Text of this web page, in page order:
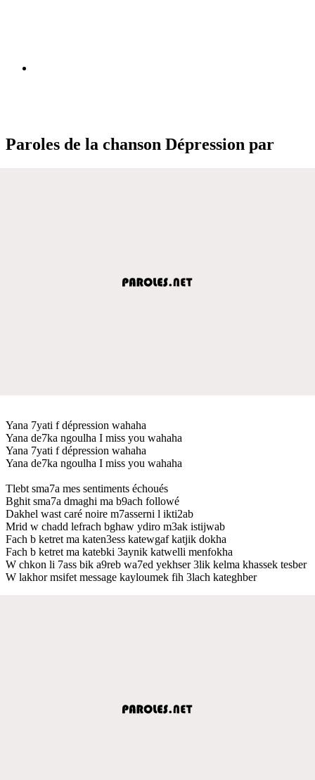
Paroles de la chanson Dépression par
Yana 7yati f dépression wahaha
Yana de7ka ngoulha I miss you wahaha
Yana 7yati f dépression wahaha
Yana de7ka ngoulha I miss you wahaha
Tlebt sma7a mes sentiments échoués
Bghit sma7a dmaghi ma b9ach followé
Dakhel wast caré noire m7asserni l ikti2ab
Mrid w chadd lefrach bghaw ydiro m3ak istijwab
Fach b ketret ma katen3ess katewgaf katjik dokha
Fach b ketret ma katebki 3aynik katwelli menfokha
W chkon li 7ass bik a9reb wa7ed yekhser 3lik kelma khassek tesber
W lakhor msifet message kayloumek fih 3lach kateghber